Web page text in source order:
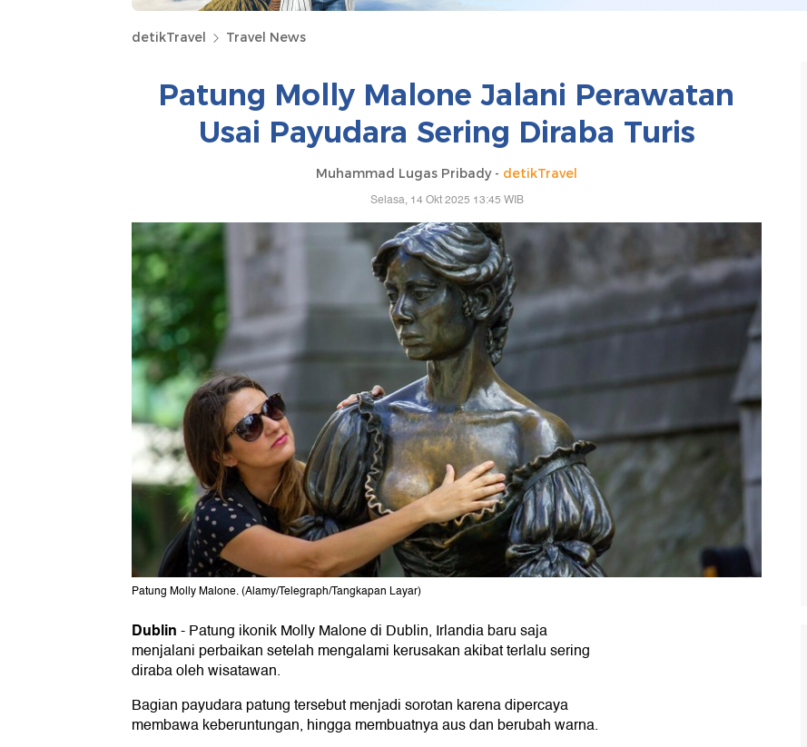
detikTravel Travel News
Patung Molly Malone Jalani Perawatan
Usai Payudara Sering Diraba Turis
Muhammad Lugas Pribady - detikTravel
Selasa, 14 Okt 2025 13:45 WIB
Patung Molly Malone. (Alamy/Telegraph/Tangkapan Layar)
Dublin-Patung ikonik Molly Malone di Dublin, Irlandia baru saja
menjalani perbaikan setelah mengalami kerusakan akibat terlalu sering
diraba oleh wisatawan.
Bagian payudara patung tersebut menjadi sorotan karena dipercaya
membawa keberuntungan, hingga membuatnya aus dan berubah warna.